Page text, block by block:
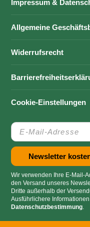
Impressum &
Allgemeine
Widerrufsrecht
Cookie-Einstellungen
Wir verwenden Ihre E-Mail-
den Versand unseres
Dritte außerhalb der
Ausführlichere
Datenschutzbestimmung